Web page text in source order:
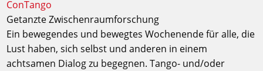
ConTango
Getanzte Zwischenraumforschung
Ein bewegendes und bewegtes Wochenende für alle, die
Lust haben, sich selbst und anderen in einem
achtsamen Dialog zu begegnen. Tango- und/oder